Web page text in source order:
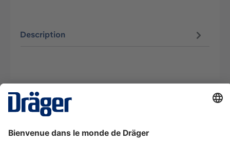
Description
La technologie